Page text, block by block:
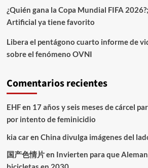
¿Quién gana la Copa Mundial FIFA
Artificial ya tiene favorito
Libera el pentágono cuarto informe de
sobre el fenómeno OVNI
Comentarios recientes
EHFen 17 años y seis meses de cárcel
por intento de feminicidio
kia caren China divulga imágenes del
国产色情片en Invierten para que